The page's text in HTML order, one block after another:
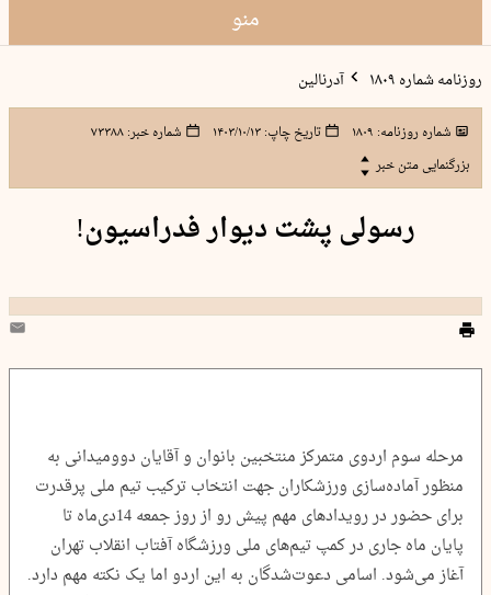
منو
روزنامه شماره ۱۸۰۹ آدرنالین
شماره روزنامه: ۱۸۰۹ تاریخ چاپ:۱۴۰۳/۱۰/۱۳ شماره خبر:۷۳۳۸۸
بزرگنمایی متن خبر
رسولی پشت دیوار فدراسیون!
مرحله سوم اردوی متمرکز منتخبین بانوان و آقایان دوومیدانی به
منظور آماده‌سازی ورزشکاران جهت انتخاب ترکیب تیم ملی پرقدرت
برای حضور در رویدادهای مهم پیش رو از روز جمعه 14دی‌ماه تا
پایان ماه جاری در کمپ تیم‌های ملی ورزشگاه آفتاب انقلاب تهران
آغاز می‌شود. اسامی دعوت‌شدگان به این اردو اما یک نکته مهم دارد.